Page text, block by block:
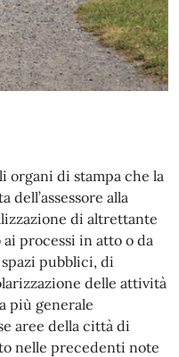
organi di stampa che la
dell’assessore alla
di altrettante
processi in atto o da
pubblici, di
delle attività
più generale
aree della città di
nelle precedenti note